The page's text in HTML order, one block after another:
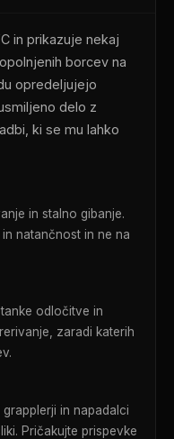
in prikazuje nekaj
borcev na
opredeljujejo
delo z
ki se mu lahko
in stalno gibanje.
natančnost in ne na
odločitve in
zaradi katerih
in napadalci
Pričakujte prispevke